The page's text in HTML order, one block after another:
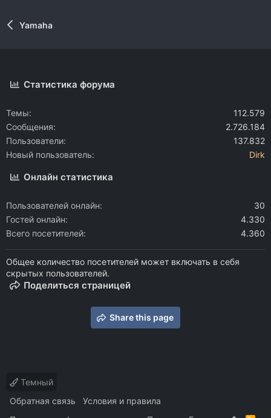
Yamaha
Статистика форума
Темы
112.579
Сообщения
2.726.184
Пользователи
137.832
Новый пользователь
Dirk
Онлайн статистика
Пользователей онлайн
30
Гостей онлайн
4.330
Всего посетителей
4.360
Общее количество посетителей может включать в себя
скрытых пользователей.
Поделиться страницей
Share this page
Темный
Обратная связь
Условия и правила